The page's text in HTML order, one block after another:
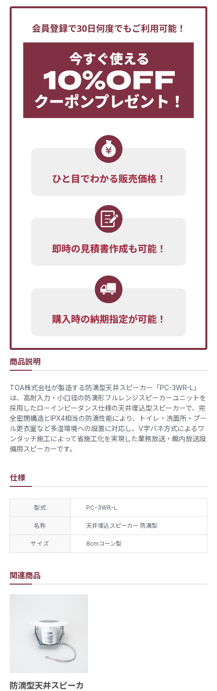
関連商品
防滴型天井スピーカ
商品説明
TOA株式会社が製造する防滴型天井スピーカー「PC-3WR-L」
は、高耐入力・小口径の防滴形フルレンジスピーカーユニットを
採用したローインピーダンス仕様の天井埋込型スピーカーで、完
全密閉構造とIPX4相当の防滴性能により、トイレ・洗面所・プー
ル更衣室など多湿環境への設置に対応し、V字バネ方式によるワ
ンタッチ施工によって省施工化を実現した業務放送・館内放送設
備用スピーカーです。
仕様
型式 PC-3WR-L
名称 天井埋込スピーカー 防滴型
サイズ 8cmコーン型